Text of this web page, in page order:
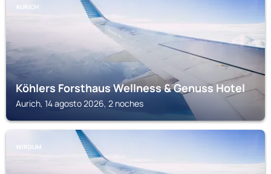
AURICH
Köhlers Forsthaus Wellness & Genuss Hotel
Aurich, 14 agosto 2026, 2 noches
WIRDUM